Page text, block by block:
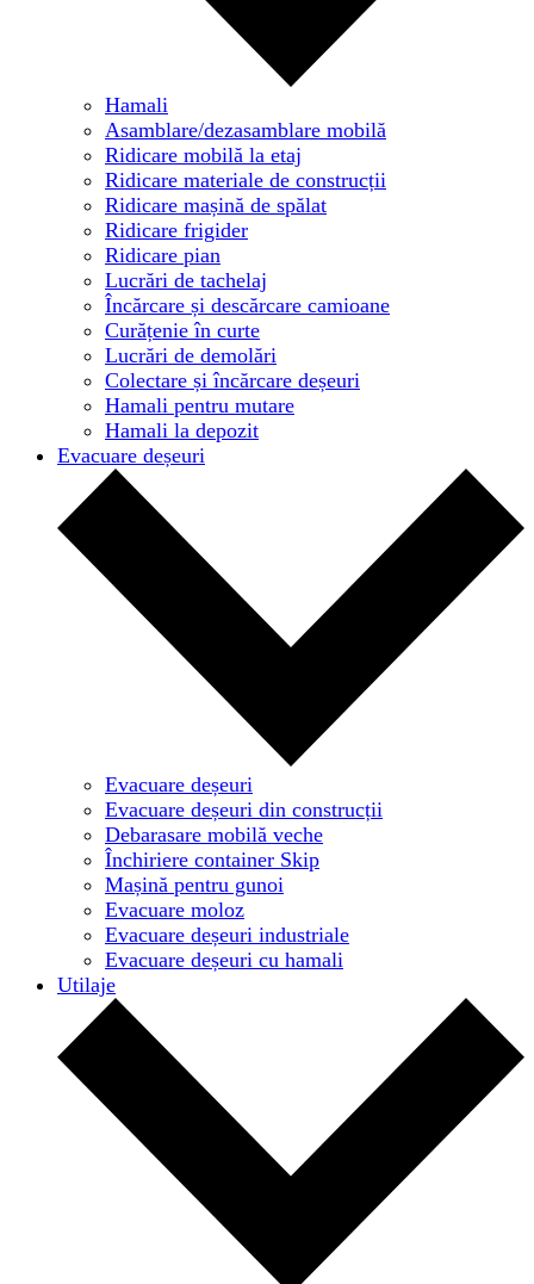
Hamali
Asamblare/dezasamblare mobilă
Ridicare mobilă la etaj
Ridicare materiale de construcții
Ridicare mașină de spălat
Ridicare frigider
Ridicare pian
Lucrări de tachelaj
Încărcare și descărcare camioane
Curățenie în curte
Lucrări de demolări
Colectare și încărcare deșeuri
Hamali pentru mutare
Hamali la depozit
Evacuare deșeuri
Evacuare deșeuri
Evacuare deșeuri din construcții
Debarasare mobilă veche
Închiriere container Skip
Mașină pentru gunoi
Evacuare moloz
Evacuare deșeuri industriale
Evacuare deșeuri cu hamali
Utilaje